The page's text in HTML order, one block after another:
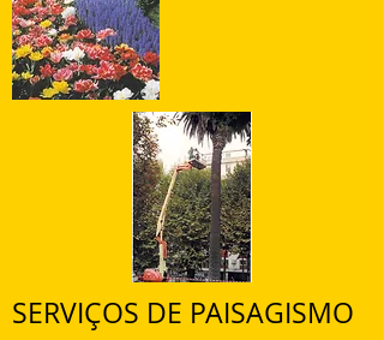
SERVIÇOS DE PAISAGISMO